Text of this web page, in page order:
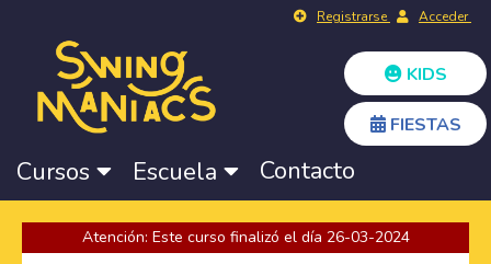
Registrarse Acceder
KIDS
FIESTAS
Cursos Escuela Contacto
Atención: Este curso finalizó el día 26-03-2024